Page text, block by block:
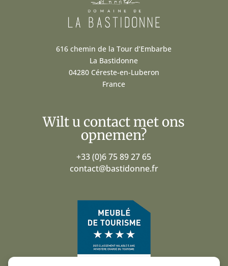
616 chemin de la Tour d’Embarbe
La Bastidonne
04280 Céreste-en-Luberon
France
Wilt u contact met ons
opnemen?
+33 (0)6 75 89 27 65
contact@bastidonne.fr